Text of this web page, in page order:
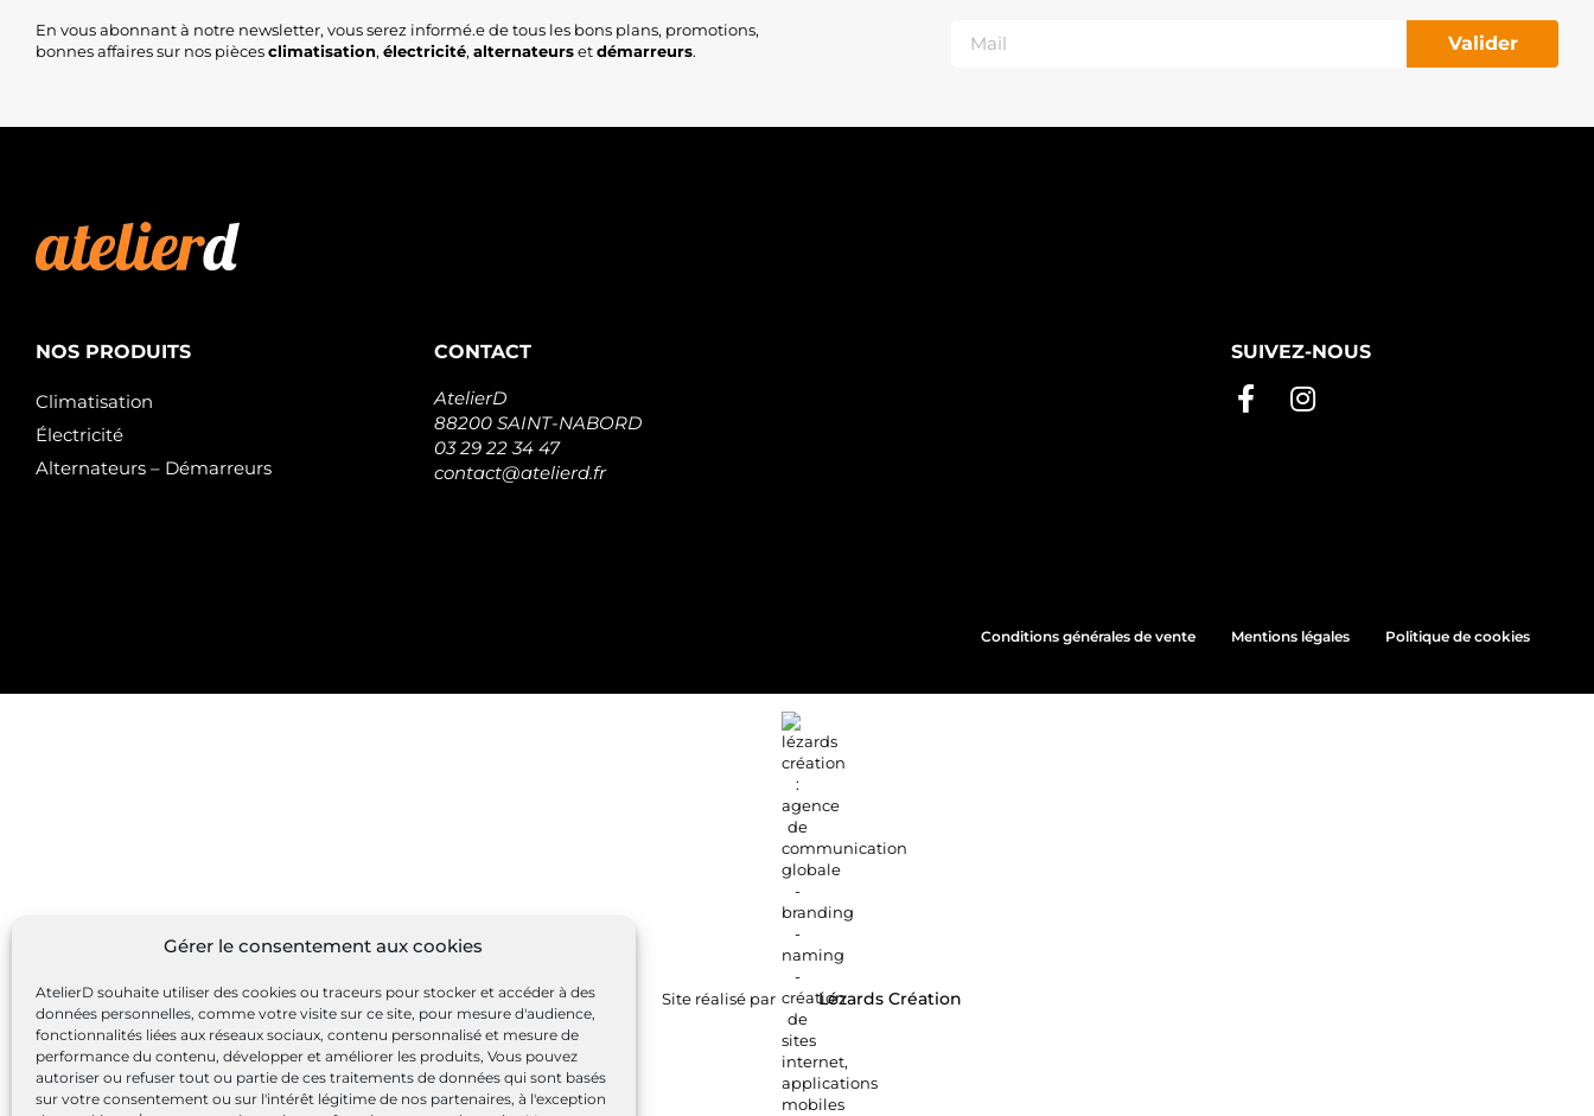
Gérer le consentement aux cookies
AtelierD souhaite utiliser des cookies ou traceurs pour stocker et accéder à des
données personnelles, comme votre visite sur ce site, pour mesure d'audience,
fonctionnalités liées aux réseaux sociaux, contenu personnalisé et mesure de
performance du contenu, développer et améliorer les produits, Vous pouvez
autoriser ou refuser tout ou partie de ces traitements de données qui sont basés
sur votre consentement ou sur l'intérêt légitime de nos partenaires, à l'exception
En vous abonnant à notre newsletter, vous serez informé.e de tous les bons plans, promotions,
bonnes affaires sur nos piècesclimatisation, électricité, alternateursetdémarreurs. Valider
NOS PRODUITS
Climatisation
Électricité
Alternateurs – Démarreurs
CONTACT
AtelierD
88200 SAINT-NABORD
03 29 22 34 47
contact@atelierd.fr
SUIVEZ-NOUS
Conditions générales de vente Mentions légales Politique de cookies
Site réalisé par Lézards Création